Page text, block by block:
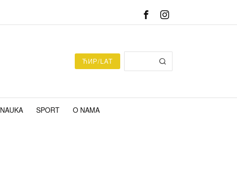
ЋИР/LAT
NAUKA SPORT O NAMA